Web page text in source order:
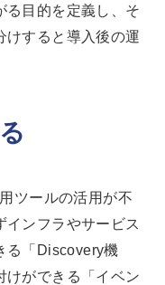
る目的を定義し、そ
けすると導入後の運
ツールの活用が不
インフラやサービス
る「Discovery機
けができる「イベン